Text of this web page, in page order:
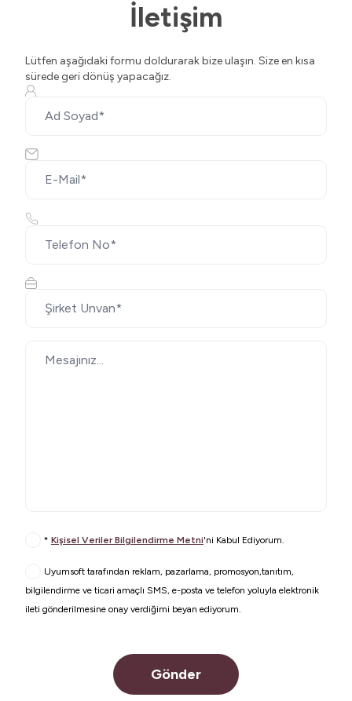
İletişim
Lütfen aşağıdaki formu doldurarak bize ulaşın. Size en kısa
sürede geri dönüş yapacağız.
Ad Soyad
E-Mail
Telefon No
Şirket Unvan
Kişisel Veriler Bilgilendirme Metni
* Kişisel Veriler Bilgilendirme Metni'ni Kabul Ediyorum.
Açık Rıza Metni
Uyumsoft tarafından reklam, pazarlama, promosyon,tanıtım,
bilgilendirme ve ticari amaçlı SMS, e-posta ve telefon yoluyla elektronik
ileti gönderilmesine onay verdiğimi beyan ediyorum.
Gönder